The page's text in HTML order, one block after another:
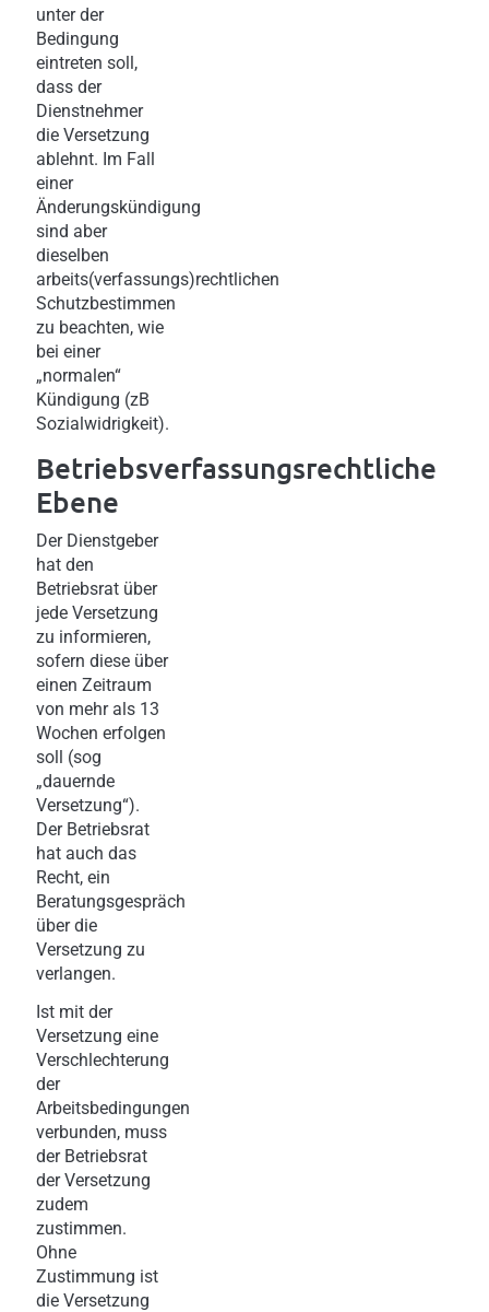
unter der
Bedingung
eintreten soll,
dass der
Dienstnehmer
die Versetzung
ablehnt. Im Fall
einer
Änderungskündigung
sind aber
dieselben
arbeits(verfassungs)rechtlichen
Schutzbestimmen
zu beachten, wie
bei einer
„normalen“
Kündigung (zB
Sozialwidrigkeit).
Betriebsverfassungsrechtliche
Ebene
Der Dienstgeber
hat den
Betriebsrat über
jede Versetzung
zu informieren,
sofern diese über
einen Zeitraum
von mehr als 13
Wochen erfolgen
soll (sog
„dauernde
Versetzung“).
Der Betriebsrat
hat auch das
Recht, ein
Beratungsgespräch
über die
Versetzung zu
verlangen.
Ist mit der
Versetzung eine
Verschlechterung
der
Arbeitsbedingungen
verbunden, muss
der Betriebsrat
der Versetzung
zudem
zustimmen.
Ohne
Zustimmung ist
die Versetzung